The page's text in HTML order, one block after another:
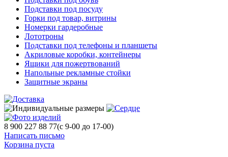
Подставки под посуду
Горки под товар, витрины
Номерки гардеробные
Лототроны
Подставки под телефоны и планшеты
Акриловые коробки, контейнеры
Ящики для пожертвований
Напольные рекламные стойки
Защитные экраны
8 900 227 88 77(с 9-00 до 17-00)
Написать письмо
Корзина пуста